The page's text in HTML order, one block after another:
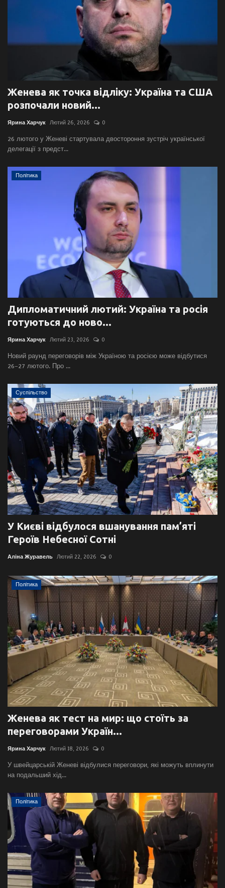
Женева як точка відліку: Україна та США
розпочали новий...
Ярина Харчук Лютий 26, 2026 0
26 лютого у Женеві стартувала двостороння зустріч української
делегації з предст...
Політика
Дипломатичний лютий: Україна та росія
готуються до ново...
Ярина Харчук Лютий 23, 2026 0
Новий раунд переговорів між Україною та росією може відбутися
26–27 лютого. Про ...
Суспільство
У Києві відбулося вшанування пам’яті
Героїв Небесної Сотні
Аліна Журавель Лютий 22, 2026 0
Політика
Женева як тест на мир: що стоїть за
переговорами Україн...
Ярина Харчук Лютий 18, 2026 0
У швейцарській Женеві відбулися переговори, які можуть вплинути
на подальший хід...
Політика